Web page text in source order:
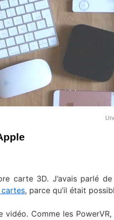
carte 3D. J’avais parlé
, parce qu’il était
Comme les PowerVR,